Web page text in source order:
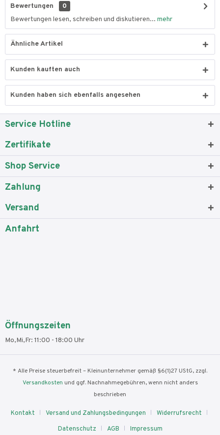
Bewertungen
0
Bewertungen lesen, schreiben und diskutieren... mehr
Ähnliche Artikel
Kunden kauften auch
Kunden haben sich ebenfalls angesehen
Service Hotline
Zertifikate
Shop Service
Zahlung
Versand
Anfahrt
Öffnungszeiten
Mo,Mi,Fr: 11:00 - 18:00 Uhr
* Alle Preise steuerbefreit – Kleinunternehmer gemäß §6(1)27 UStG, zzgl.
Versandkosten und ggf. Nachnahmegebühren, wenn nicht anders
beschrieben
Kontakt Versand und Zahlungsbedingungen
Widerrufsrecht
Datenschutz
AGB Impressum